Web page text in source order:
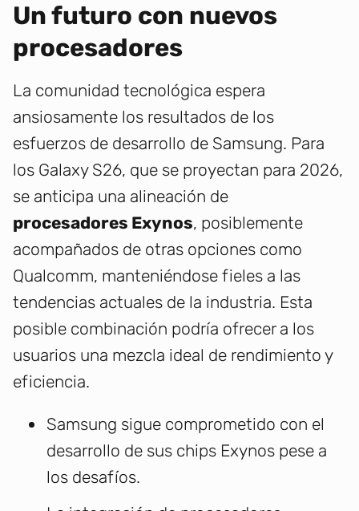
Un futuro con nuevos
procesadores
La comunidad tecnológica espera
ansiosamente los resultados de los
esfuerzos de desarrollo de Samsung. Para
los Galaxy S26, que se proyectan para 2026,
se anticipa una alineación de
procesadores Exynos, posiblemente
acompañados de otras opciones como
Qualcomm, manteniéndose fieles a las
tendencias actuales de la industria. Esta
posible combinación podría ofrecer a los
usuarios una mezcla ideal de rendimiento y
eficiencia.
Samsung sigue comprometido con el
desarrollo de sus chips Exynos pese a
los desafíos.